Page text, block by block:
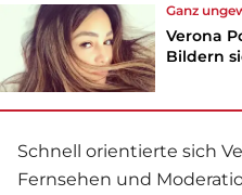
Ganz
Verona
Bildern
Schnell orientierte sich
Fernsehen und